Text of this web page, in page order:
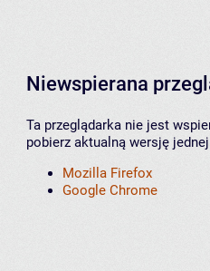
Niewspierana
Ta przeglądarka nie jest
pobierz aktualną wersję
Mozilla Firefox
Google Chrome